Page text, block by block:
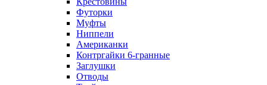
Футорки
Муфты
Ниппели
Американки
Контргайки 6-гранные
Заглушки
Отводы